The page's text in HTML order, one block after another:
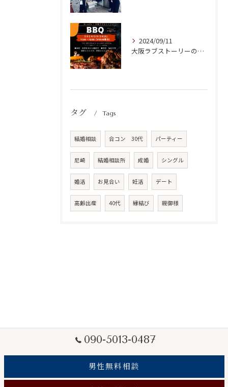
2024/09/11
大阪ラブストーリーの初リアルParty開催✨
タグ Tags
結婚相談 合コン 30代 パーティー
尼崎 結婚相談所 成婚 シングル
婚活 お見合い 妊活 デート
高齢出産 40代 縁結び 親御様
090-5013-0487
男性無料相談